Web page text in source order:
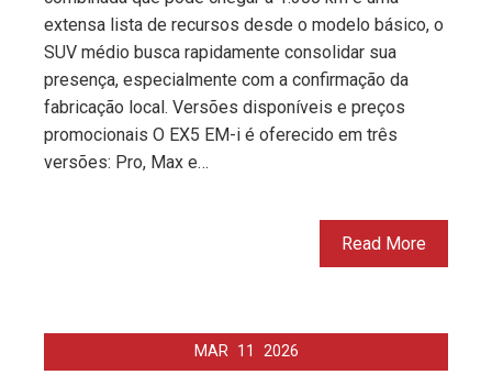
extensa lista de recursos desde o modelo básico, o
SUV médio busca rapidamente consolidar sua
presença, especialmente com a confirmação da
fabricação local. Versões disponíveis e preços
promocionais O EX5 EM-i é oferecido em três
versões: Pro, Max e…
Read More
MAR 11 2026